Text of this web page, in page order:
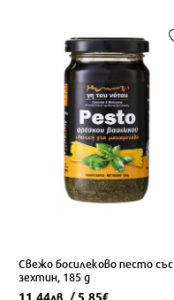
Свежо босилеково песто със
зехтин, 185 g
11,44 / 5,85